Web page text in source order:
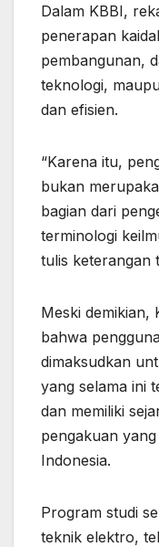
Dalam KBBI,
penerapan
pembangunan,
teknologi,
dan efisien.
“Karena itu,
bukan
bagian dari
terminologi
tulis keterangan
Meski demikian,
bahwa
dimaksudkan
yang selama ini
dan memiliki
pengakuan
Indonesia.
Program studi
teknik elektro,